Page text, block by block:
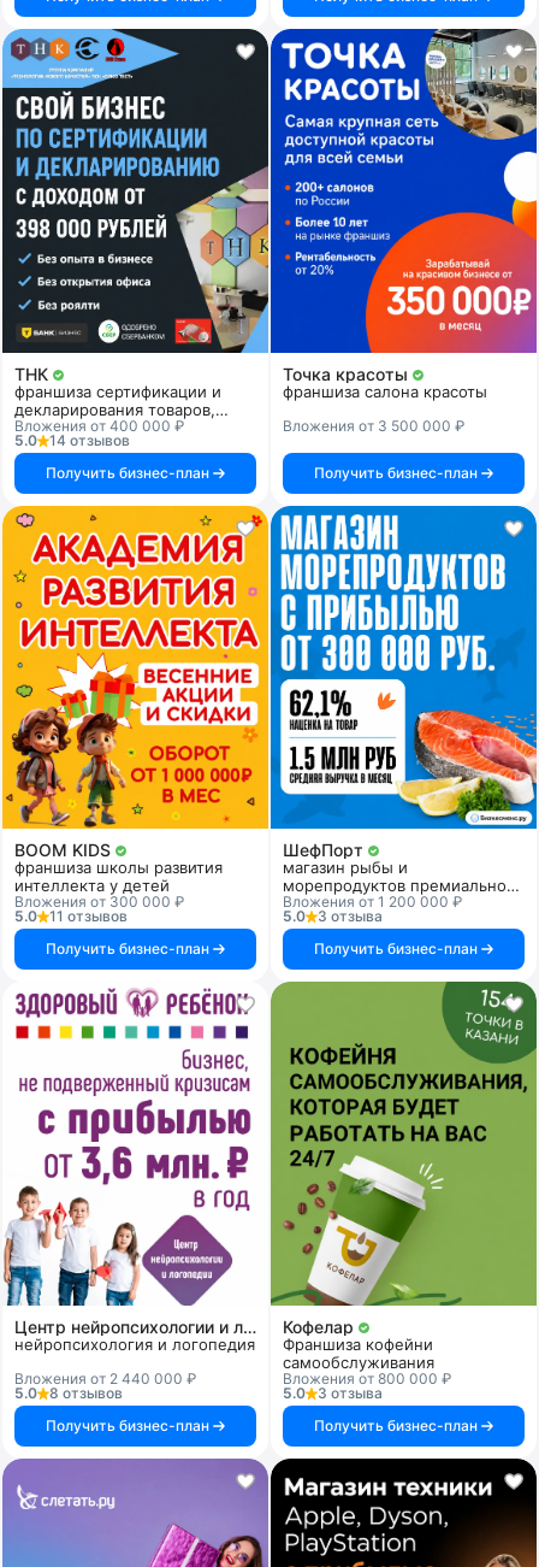
ТНК
франшиза сертификации и
декларирования товаров,
продукции и услуг
Вложения от 400 000 ₽
5.0
14 отзывов
Получить бизнес-план
Точка красоты
франшиза салона красоты
Вложения от 3 500 000 ₽
Получить бизнес-план
BOOM KIDS
франшиза школы развития
интеллекта у детей
Вложения от 300 000 ₽
5.0
11 отзывов
Получить бизнес-план
ШефПорт
магазин рыбы и
морепродуктов премиального
качества
Вложения от 1 200 000 ₽
5.0
3 отзыва
Получить бизнес-план
Центр нейропсихологии и логопедии «Здоровый ребенок»
нейропсихология и логопедия
Вложения от 2 440 000 ₽
5.0
8 отзывов
Получить бизнес-план
Кофелар
Франшиза кофейни
самообслуживания
Вложения от 800 000 ₽
5.0
3 отзыва
Получить бизнес-план